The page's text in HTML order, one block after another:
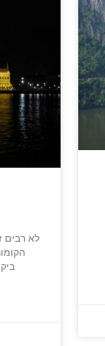
לא רבים